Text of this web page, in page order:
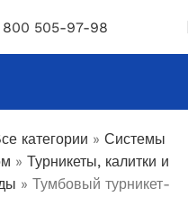
800 505-97-98
категории » Системы
» Турникеты, калитки и
» Тумбовый турникет-